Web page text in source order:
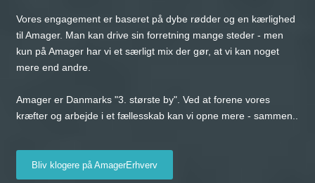
Vores engagement er baseret på dybe rødder og en kærlighed
til Amager. Man kan drive sin forretning mange steder - men
kun på Amager har vi et særligt mix der gør, at vi kan noget
mere end andre.
Amager er Danmarks "3. største by". Ved at forene vores
kræfter og arbejde i et fællesskab kan vi opne mere - sammen..
Bliv klogere på AmagerErhverv